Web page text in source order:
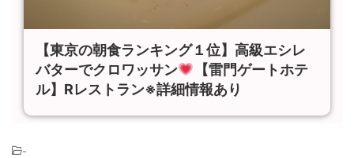
【東京の朝食ランキング１位】高級エシレ
バターでクロワッサン
【雷門ゲートホテ
ル】Rレストラン※詳細情報あり
-